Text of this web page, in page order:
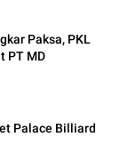
Paksa, PKL
PT MD
Palace Billiard